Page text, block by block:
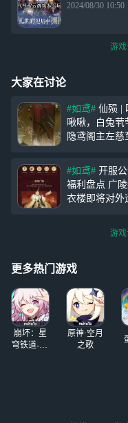
2024/08/30 10:50
游
大家在讨论
#如鸢# 仙殒 |
啾啾，白兔茕
隐鸢阁主左慈
明。 只有在
宙的缝隙，昔
乱流中，才存
在的一线生机
茕。嗟怀淑女
载，能否拯救
#如鸢# 开服公
福利盘点 广陵绣
衣楼即将对外
开服公测福利
点，助力殿下
多彩绣衣楼。
符传*65加【
密探】杨修。 全
服预约奖励：
预约
游
更多热门游戏
崩坏：星
穹铁道-4.4
原神·空月
之歌